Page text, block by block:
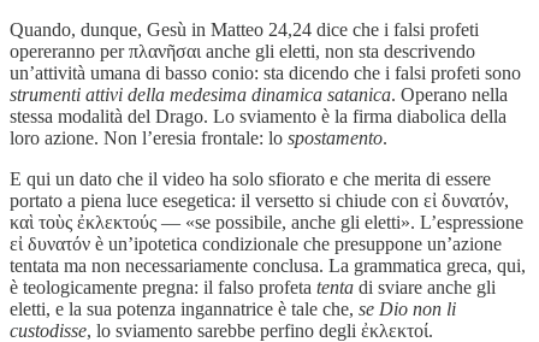
Quando, dunque, Gesù in Matteo 24,24 dice che i falsi profeti
opereranno per πλανῆσαι anche gli eletti, non sta descrivendo
un’attività umana di basso conio: sta dicendo che i falsi profeti sono
strumenti attivi della medesima dinamica satanica. Operano nella
stessa modalità del Drago. Lo sviamento è la firma diabolica della
loro azione. Non l’eresia frontale: lo spostamento.
E qui un dato che il video ha solo sfiorato e che merita di essere
portato a piena luce esegetica: il versetto si chiude con εἰ δυνατόν,
καὶ τοὺς ἐκλεκτούς — «se possibile, anche gli eletti». L’espressione
εἰ δυνατόν è un’ipotetica condizionale che presuppone un’azione
tentata ma non necessariamente conclusa. La grammatica greca, qui,
è teologicamente pregna: il falso profeta tenta di sviare anche gli
eletti, e la sua potenza ingannatrice è tale che, se Dio non li
custodisse, lo sviamento sarebbe perfino degli ἐκλεκτοί.